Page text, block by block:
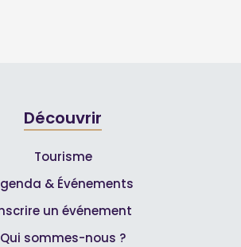
Découvrir
Tourisme
& Événements
un événement
Qui sommes-nous ?